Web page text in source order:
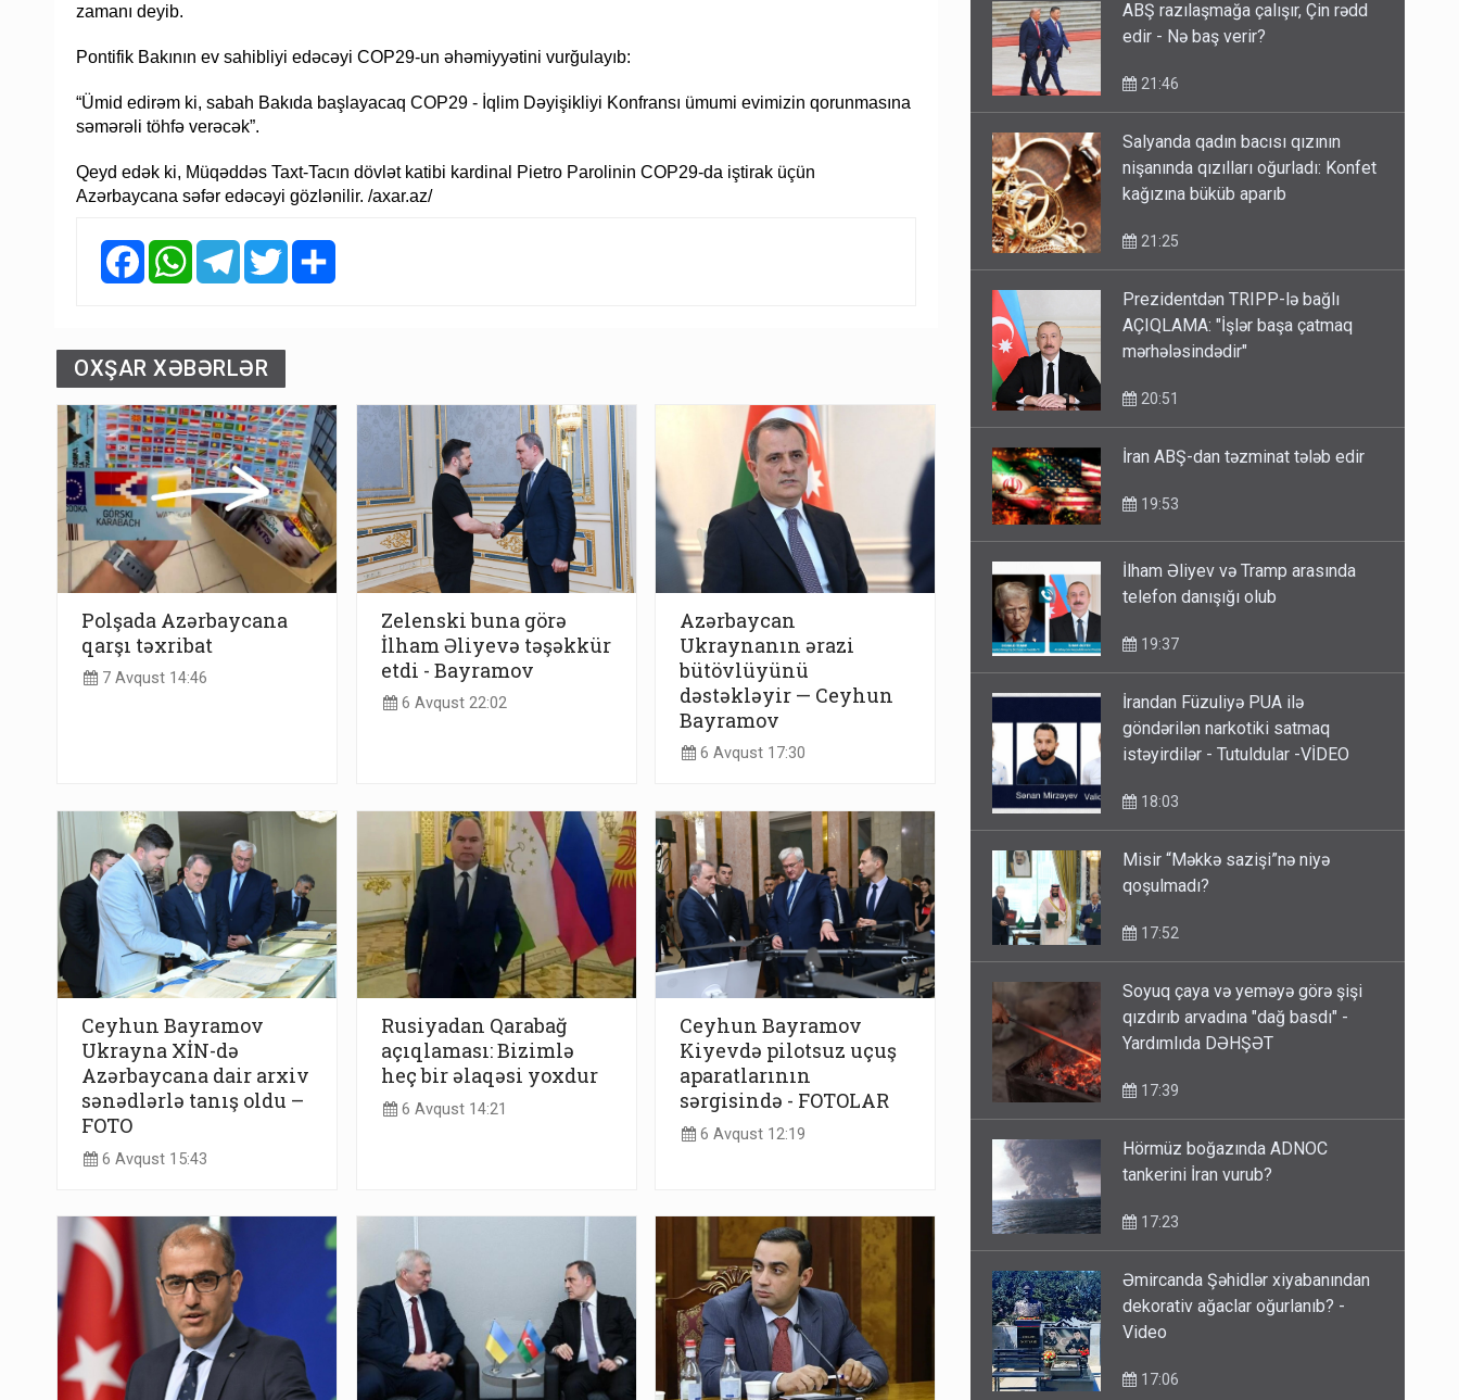
zamanı deyib.
Pontifik Bakının ev sahibliyi edəcəyi COP29-un əhəmiyyətini vurğulayıb:
“Ümid edirəm ki, sabah Bakıda başlayacaq COP29 - İqlim Dəyişikliyi Konfransı ümumi evimizin qorunmasına
səmərəli töhfə verəcək”.
Qeyd edək ki, Müqəddəs Taxt-Tacın dövlət katibi kardinal Pietro Parolinin COP29-da iştirak üçün
Azərbaycana səfər edəcəyi gözlənilir. /axar.az/
FacebookWhatsAppTelegramTwitter
OXŞAR XƏBƏRLƏR
Polşada Azərbaycana
qarşı təxribat
7 Avqust 14:46
Zelenski buna görə
İlham Əliyevə təşəkkür
etdi - Bayramov
6 Avqust 22:02
Azərbaycan
Ukraynanın ərazi
bütövlüyünü
dəstəkləyir — Ceyhun
Bayramov
6 Avqust 17:30
Ceyhun Bayramov
Ukrayna XİN-də
Azərbaycana dair arxiv
sənədlərlə tanış oldu –
FOTO
6 Avqust 15:43
Rusiyadan Qarabağ
açıqlaması: Bizimlə
heç bir əlaqəsi yoxdur
6 Avqust 14:21
Ceyhun Bayramov
Kiyevdə pilotsuz uçuş
aparatlarının
sərgisində - FOTOLAR
6 Avqust 12:19
15:02
Pakistan prezidentindən
13:58
ABŞ razılaşmağa çalışır, Çin rədd
Salyanda qadın bacısı qızının
nişanında qızılları oğurladı: Konfet
Prezidentdən TRIPP-lə bağlı
AÇIQLAMA: "İşlər başa çatmaq
İlham Əliyev və Tramp arasında
İrandan Füzuliyə PUA ilə
göndərilən narkotiki satmaq
Misir “Məkkə sazişi”nə niyə
Soyuq çaya və yeməyə görə şişi
qızdırıb arvadına "dağ basdı" -
Hörmüz boğazında ADNOC
Əmircanda Şəhidlər xiyabanından
dekorativ ağaclar oğurlanıb? -